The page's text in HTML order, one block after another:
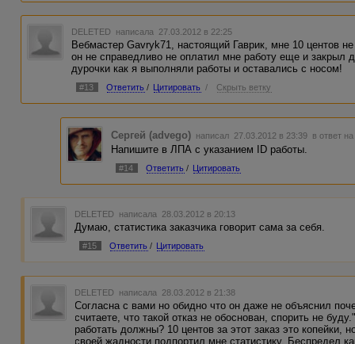
DELETED написала 27.03.2012 в 22:25
Вебмастер Gavryk71, настоящий Гаврик, мне 10 центов
он не справедливо не оплатил мне работу еще и закрыл
дурочки как я выполняли работы и оставались с носом!
#13 Ответить / Цитировать / Скрыть ветку
Сергей (advego) написал 27.03.2012 в 23:39 в ответ
Напишите в ЛПА с указанием ID работы.
#14 Ответить / Цитировать
DELETED написала 28.03.2012 в 20:13
Думаю, статистика заказчика говорит сама за себя.
#15 Ответить / Цитировать
DELETED написала 28.03.2012 в 21:38
Согласна с вами но обидно что он даже не объяснил
считаете, что такой отказ не обоснован, спорить не
работать должны? 10 центов за этот заказ это копейки,
своей жадности подпортил мне статистику. Беспредел